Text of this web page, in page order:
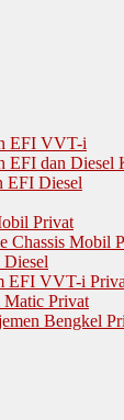
EFI VVT-i
EFI dan Diesel
EFI Diesel
Privat
Chassis Mobil
EFI VVT-i
Privat
Bengkel